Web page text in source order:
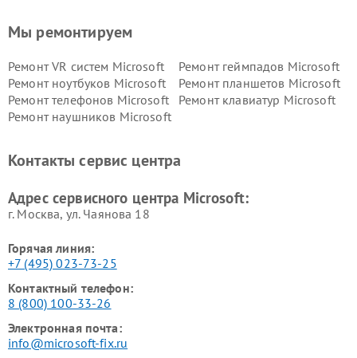
Мы ремонтируем
Ремонт VR систем Microsoft
Ремонт геймпадов Microsoft
Ремонт ноутбуков Microsoft
Ремонт планшетов Microsoft
Ремонт телефонов Microsoft
Ремонт клавиатур Microsoft
Ремонт наушников Microsoft
Контакты сервис центра
Адрес сервисного центра Microsoft:
г. Москва, ул. Чаянова 18
Горячая линия:
+7 (495) 023-73-25
Контактный телефон:
8 (800) 100-33-26
Электронная почта:
info@microsoft-fix.ru